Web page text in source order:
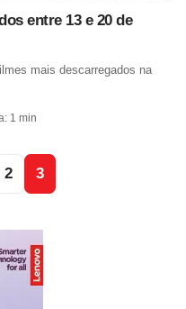
entre 13 e 20 de
mais descarregados na
1 min
2 3